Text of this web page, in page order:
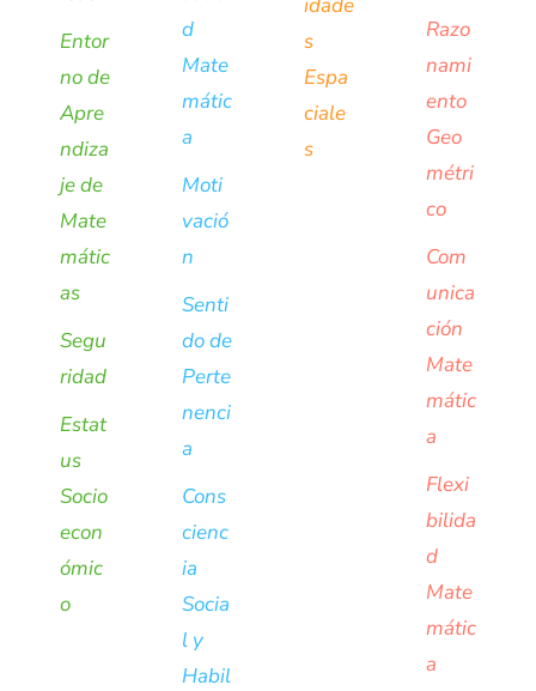
Entor
no de
Apre
ndiza
je de
Mate
mátic
as
Segu
ridad
Estat
us
Socio
econ
ómic
o
d
Mate
mátic
a
Moti
vació
n
Senti
do de
Perte
nenci
a
Cons
cienc
ia
Socia
l y
Habil
s
Espa
ciale
s
Razo
nami
ento
Geo
métri
co
Com
unica
ción
Mate
mátic
a
Flexi
bilida
d
Mate
mátic
a